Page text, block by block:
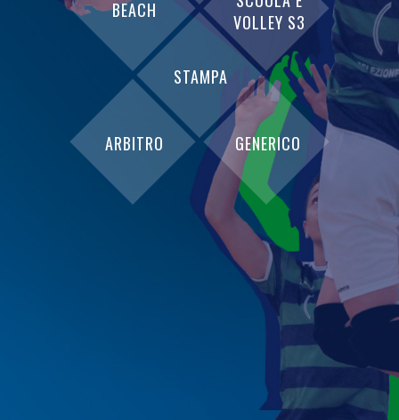
GENERICO
BEACH
STAMPA
ARBITRO
VOLLEY S3